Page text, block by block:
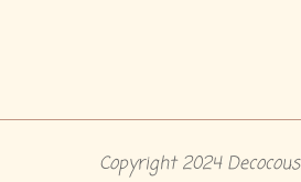
Copyright 2024